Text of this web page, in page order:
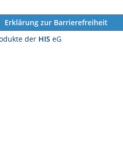
Erklärung zur Barrierefreiheit
der HIS eG